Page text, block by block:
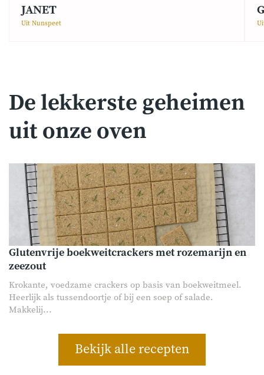
JANET
Uit Nunspeet
De lekkerste geheimen
uit onze oven
Glutenvrije boekweitcrackers met rozemarijn en
zeezout
Krokante, voedzame crackers op basis van boekweitmeel.
Heerlijk als tussendoortje of bij een soep of salade.
Makkelij...
Bekijk alle recepten